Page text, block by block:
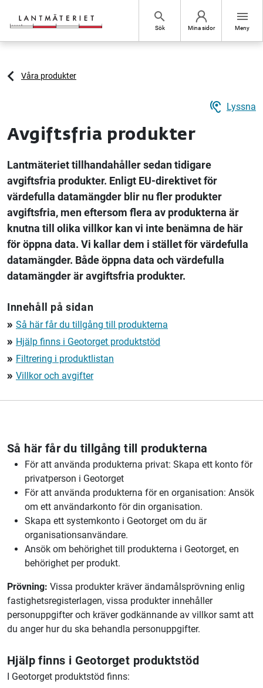
search
Sök Mina sidor
menu
Meny
Våra produkter
hearing Lyssna
Avgiftsfria produkter
Lantmäteriet tillhandahåller sedan tidigare
avgiftsfria produkter. Enligt EU-direktivet för
värdefulla datamängder blir nu fler produkter
avgiftsfria, men eftersom flera av produkterna är
knutna till olika villkor kan vi inte benämna de här
för öppna data. Vi kallar dem i stället för värdefulla
datamängder. Både öppna data och värdefulla
datamängder är avgiftsfria produkter.
Innehåll på sidan
double_arrow Så här får du tillgång till produkterna
double_arrow Hjälp finns i Geotorget produktstöd
double_arrow Filtrering i produktlistan
double_arrow Villkor och avgifter
Så här får du tillgång till produkterna
För att använda produkterna privat: Skapa ett konto för
privatperson i Geotorget
För att använda produkterna för en organisation: Ansök
om ett användarkonto för din organisation.
Skapa ett systemkonto i Geotorget om du är
organisationsanvändare.
Ansök om behörighet till produkterna i Geotorget, en
behörighet per produkt.
Prövning: Vissa produkter kräver ändamålsprövning enlig
fastighetsregisterlagen, vissa produkter innehåller
personuppgifter och kräver godkännande av villkor samt att
du anger hur du ska behandla personuppgifter.
Hjälp finns i Geotorget produktstöd
I Geotorget produktstöd finns: